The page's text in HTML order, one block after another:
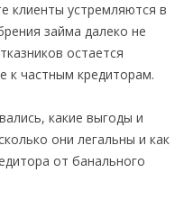
клиенты устремляются в
займа далеко не
остается
к частным кредиторам.
какие выгоды и
они легальны и как
от банального